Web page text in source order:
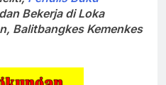
Bekerja di Loka
Balitbangkes Kemenkes